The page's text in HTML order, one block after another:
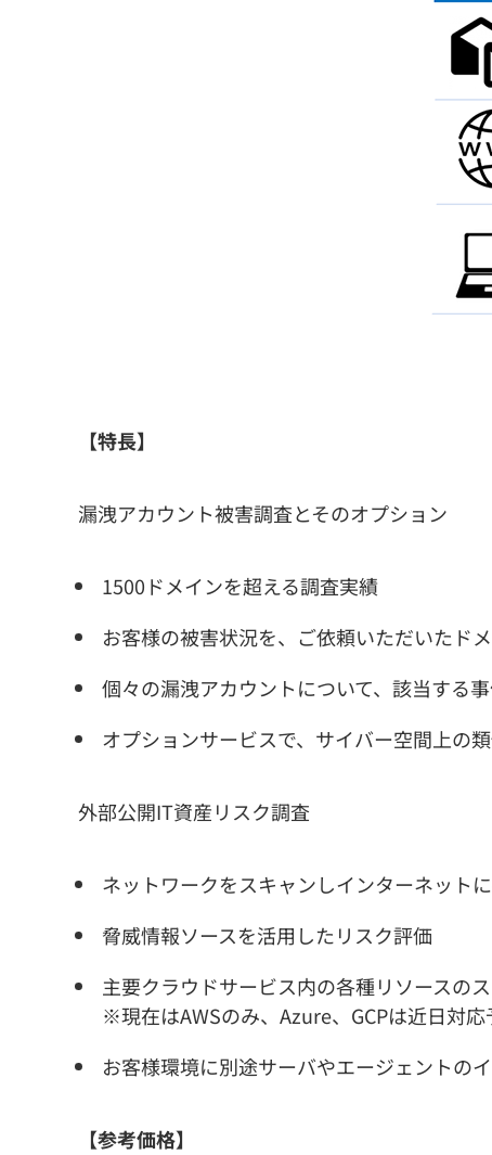
【特長】
漏洩アカウント被害調査とそのオプション
1500ドメインを超える調査実績
お客様の被害状況を、ご依頼いただいたド
個々の漏洩アカウントについて、該当する
オプションサービスで、サイバー空間上の
外部公開IT資産リスク調査
ネットワークをスキャンしインターネット
脅威情報ソースを活用したリスク評価
主要クラウドサービス内の各種リソースの
※現在はAWSのみ、Azure、GCPは近日対応
お客様環境に別途サーバやエージェントの
【参考価格】